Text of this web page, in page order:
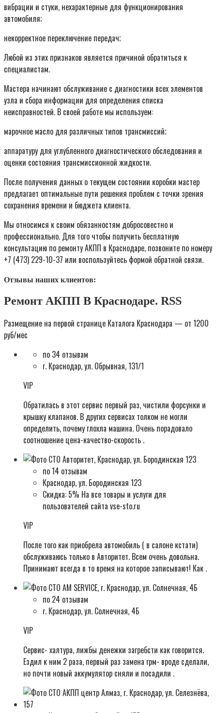
вибрации и стуки, нехарактерные для функционирования
автомобиля;
некорректное переключение передач;
Любой из этих признаков является причиной обратиться к
специалистам.
Мастера начинают обслуживание с диагностики всех элементов
узла и сбора информации для определения списка
неисправностей. В своей работе мы используем:
марочное масло для различных типов трансмиссий;
аппаратуру для углубленного диагностического обследования и
оценки состояния трансмиссионной жидкости.
После получения данных о текущем состоянии коробки мастер
предлагает оптимальные пути решения проблем с точки зрения
сохранения времени и бюджета клиента.
Мы относимся к своим обязанностям добросовестно и
профессионально. Для того чтобы получить бесплатную
консультацию по ремонту АКПП в Краснодаре, позвоните по номеру
+7 (473) 229-10-37 или воспользуйтесь формой обратной связи.
Отзывы наших клиентов:
Ремонт АКПП В Краснодаре. RSS
Размещение на первой странице Каталога Краснодара — от 1200
руб/мес
по 34 отзывам
г. Краснодар, ул. Обрывная, 131/1
VIP
Обратилась в этот сервис первый раз, чистили форсунки и
крышку клапанов. В других сервисах толком не могли
определить, почему глохла машина. Очень порадовало
соотношение цена-качество-скорость .
по 14 отзывам
Краснодар, ул. Бородинская 123
Скидка: 5% На все товары и услуги для
пользователей сайта vse-sto.ru
VIP
После того как приобрела автомобиль ( в салоне кстати)
обслуживаюсь только в Авторитет. Всем очень довольна.
Принимают всегда в то время на которое записывают! Как .
по 24 отзывам
г. Краснодар, ул. Солнечная, 4Б
VIP
Сервис- халтура, лижбы денежки загребсти как говорится.
Ездил к ним 2 раза, первый раз замена грм- вроде сделали,
но почти новый аккумулятор сняли и посадили .